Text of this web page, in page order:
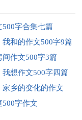
500字合集七篇
我和的作文500字9篇
间作文500字3篇
我想作文500字四篇
家乡的变化的作文
500字作文